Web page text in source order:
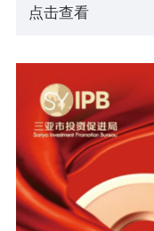
点击查看